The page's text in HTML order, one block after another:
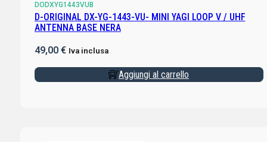
DODXYG1443VUB
D-ORIGINAL DX-YG-1443-VU- MINI YAGI LOOP V / UHF
ANTENNA BASE NERA
49,00 € Iva inclusa
Aggiungi al carrello